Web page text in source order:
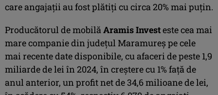
care angajații au fost plătiți cu circa 20% mai puțin.
Producătorul de mobilăAramisInvesteste cea mai
mare companie din județul Maramureș pe cele
mai recente date disponibile, cu afaceri de peste 1,9
miliarde de lei în 2024, în creștere cu 1% față de
anul anterior, un profit net de 34,6 milioane de lei,